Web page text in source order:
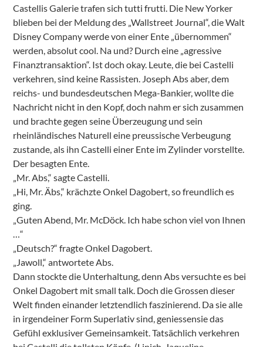
Castellis Galerie trafen sich tutti frutti. Die New Yorker
blieben bei der Meldung des „Wallstreet Journal“, die Walt
Disney Company werde von einer Ente „übernommen“
werden, absolut cool. Na und? Durch eine „agressive
Finanztransaktion“. Ist doch okay. Leute, die bei Castelli
verkehren, sind keine Rassisten. Joseph Abs aber, dem
reichs- und bundesdeutschen Mega-Bankier, wollte die
Nachricht nicht in den Kopf, doch nahm er sich zusammen
und brachte gegen seine Überzeugung und sein
rheinländisches Naturell eine preussische Verbeugung
zustande, als ihn Castelli einer Ente im Zylinder vorstellte.
Der besagten Ente.
„Mr. Abs,“ sagte Castelli.
„Hi, Mr. Äbs,“ krächzte Onkel Dagobert, so freundlich es
ging.
„Guten Abend, Mr. McDöck. Ich habe schon viel von Ihnen
…“
„Deutsch?“ fragte Onkel Dagobert.
„Jawoll,“ antwortete Abs.
Dann stockte die Unterhaltung, denn Abs versuchte es bei
Onkel Dagobert mit small talk. Doch die Grossen dieser
Welt finden einander letztendlich faszinierend. Da sie alle
in irgendeiner Form Superlativ sind, geniessensie das
Gefühl exklusiver Gemeinsamkeit. Tatsächlich verkehren